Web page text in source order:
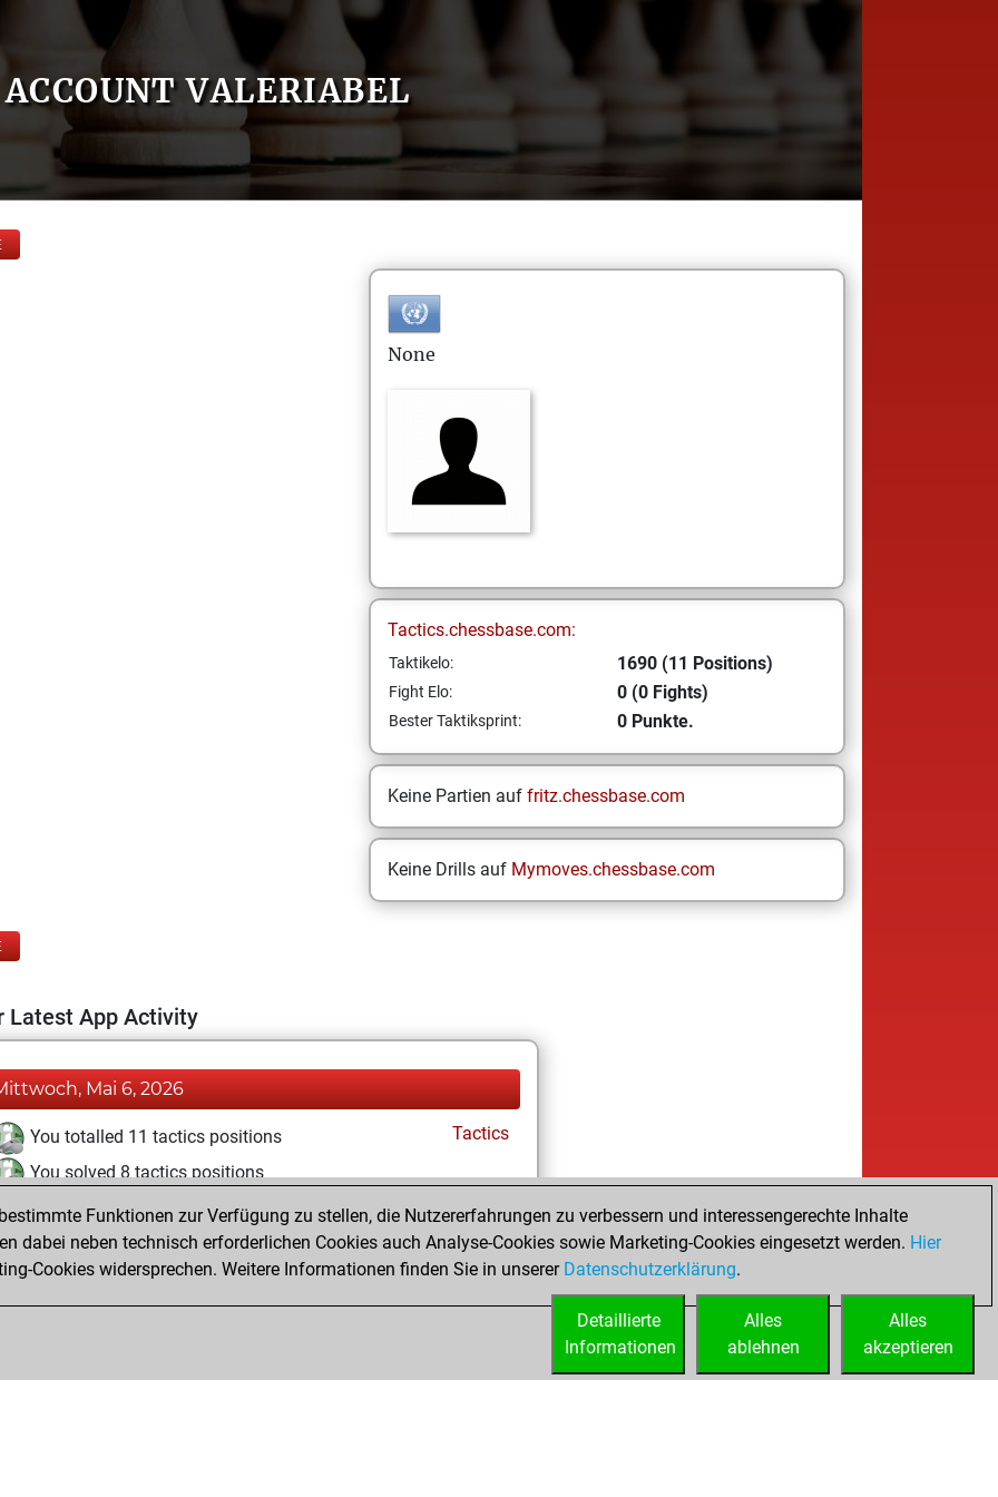
ACCOUNT VALERIABEL
None
Tactics.chessbase.com:
Taktikelo: 1690 (11 Positions)
Fight Elo: 0 (0 Fights)
Bester Taktiksprint: 0 Punkte.
Keine Partien auf fritz.chessbase.com
Keine Drills auf Mymoves.chessbase.com
Latest App Activity
Mai 6, 2026
You totalled 11 tactics positions
Tactics
You solved 8 tactics positions
You achieved an Elo of 1690 in tactics positions
Funktionen zur Verfügung zu stellen, die Nutzererfahrungen zu verbessern und interessengerechte Inhalte
dabei neben technisch erforderlichen Cookies auch Analyse-Cookies sowie Marketing-Cookies eingesetzt werden. Hier
Cookies widersprechen. Weitere Informationen finden Sie in unserer Datenschutzerklärung.
Alles
akzeptieren
Alles
ablehnen
Detaillierte
Informationen